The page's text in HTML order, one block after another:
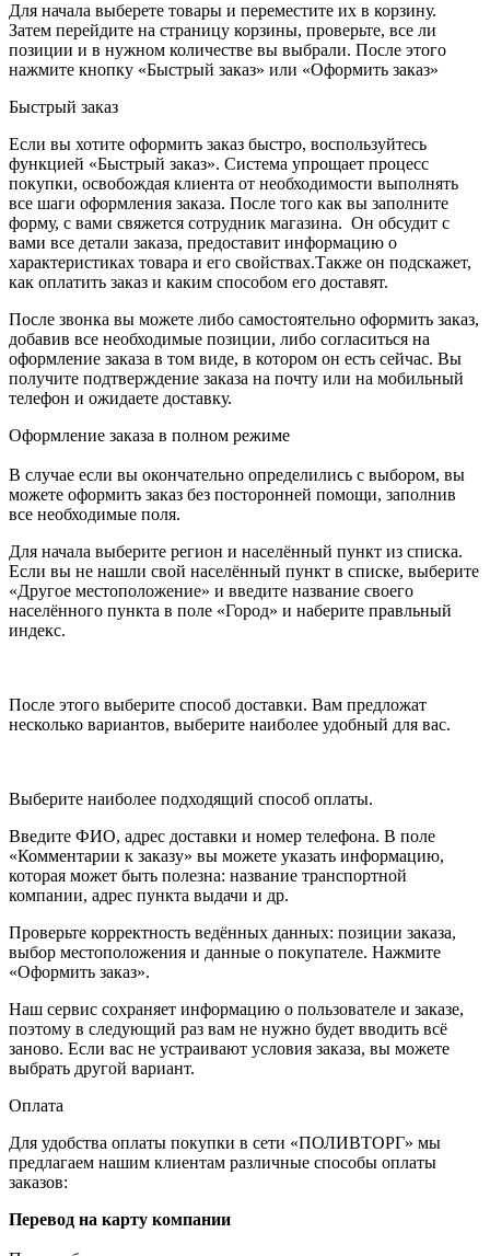
Для начала выберете товары и переместите их в корзину.
Затем перейдите на страницу корзины, проверьте, все ли
позиции и в нужном количестве вы выбрали. После этого
нажмите кнопку «Быстрый заказ» или «Оформить заказ»
Быстрый заказ
Если вы хотите оформить заказ быстро, воспользуйтесь
функцией «Быстрый заказ». Система упрощает процесс
покупки, освобождая клиента от необходимости выполнять
все шаги оформления заказа. После того как вы заполните
форму, с вами свяжется сотрудник магазина. Он обсудит с
вами все детали заказа, предоставит информацию о
характеристиках товара и его свойствах.Также он подскажет,
как оплатить заказ и каким способом его доставят.
После звонка вы можете либо самостоятельно оформить заказ,
добавив все необходимые позиции, либо согласиться на
оформление заказа в том виде, в котором он есть сейчас. Вы
получите подтверждение заказа на почту или на мобильный
телефон и ожидаете доставку.
Оформление заказа в полном режиме
В случае если вы окончательно определились с выбором, вы
можете оформить заказ без посторонней помощи, заполнив
все необходимые поля.
Для начала выберите регион и населённый пункт из списка.
Если вы не нашли свой населённый пункт в списке, выберите
«Другое местоположение» и введите название своего
населённого пункта в поле «Город» и наберите правльный
индекс.
После этого выберите способ доставки. Вам предложат
несколько вариантов, выберите наиболее удобный для вас.
Выберите наиболее подходящий способ оплаты.
Введите ФИО, адрес доставки и номер телефона. В поле
«Комментарии к заказу» вы можете указать информацию,
которая может быть полезна: название транспортной
компании, адрес пункта выдачи и др.
Проверьте корректность ведённых данных: позиции заказа,
выбор местоположения и данные о покупателе. Нажмите
«Оформить заказ».
Наш сервис сохраняет информацию о пользователе и заказе,
поэтому в следующий раз вам не нужно будет вводить всё
заново. Если вас не устраивают условия заказа, вы можете
выбрать другой вариант.
Оплата
Для удобства оплаты покупки в сети «ПОЛИВТОРГ» мы
предлагаем нашим клиентам различные способы оплаты
заказов:
Перевод на карту компании